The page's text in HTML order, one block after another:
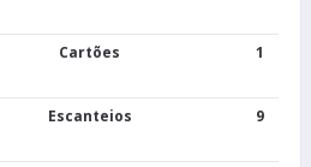
Cartões 1
Escanteios 9